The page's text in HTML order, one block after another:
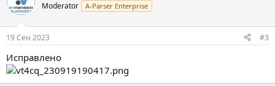
Moderator A-Parser Enterprise
19 Сен 2023 #3
Исправлено